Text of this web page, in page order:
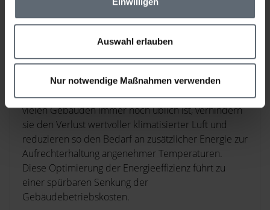
Auswahl erlauben
Nur notwendige Maßnahmen verwenden
Energiekostenreduzierung
bei, indem sie die Heiz- und Kühlleistung des
Gebäudes effizienter nutzen. Im Gegensatz zu einer
permanenten Öffnung im Schachtkopf, wie sie in
vielen Gebäuden immer noch üblich ist, verhindern
sie den Verlust wertvoller klimatisierter Luft und
reduzieren so den Bedarf an zusätzlicher Energie zur
Aufrechterhaltung angenehmer Temperaturen.
Diese Optimierung der Energieeffizienz führt zu
einer spürbaren Senkung der
Gebäudebetriebskosten.